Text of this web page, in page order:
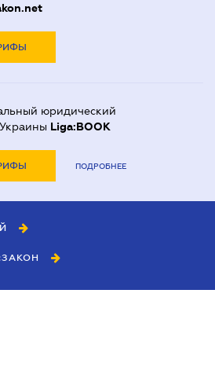
юридический
Liga:BOOK
ПОДРОБНЕЕ